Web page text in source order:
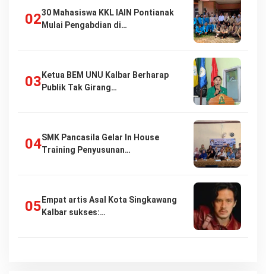
30 Mahasiswa KKL IAIN Pontianak
Mulai Pengabdian di…
Ketua BEM UNU Kalbar Berharap
Publik Tak Girang…
SMK Pancasila Gelar In House
Training Penyusunan…
Empat artis Asal Kota Singkawang
Kalbar sukses:…